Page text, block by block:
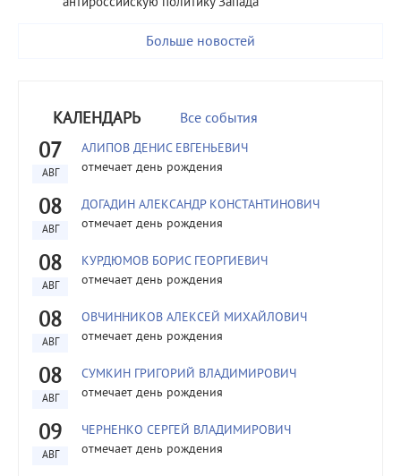
Больше новостей
КАЛЕНДАРЬ Все события
07
АВГ
АЛИПОВ ДЕНИС ЕВГЕНЬЕВИЧ
отмечает день рождения
08
АВГ
ДОГАДИН АЛЕКСАНДР КОНСТАНТИНОВИЧ
отмечает день рождения
08
АВГ
КУРДЮМОВ БОРИС ГЕОРГИЕВИЧ
отмечает день рождения
08
АВГ
ОВЧИННИКОВ АЛЕКСЕЙ МИХАЙЛОВИЧ
отмечает день рождения
08
АВГ
СУМКИН ГРИГОРИЙ ВЛАДИМИРОВИЧ
отмечает день рождения
09
АВГ
ЧЕРНЕНКО СЕРГЕЙ ВЛАДИМИРОВИЧ
отмечает день рождения